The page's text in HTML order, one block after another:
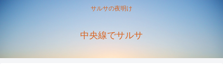
サルサの夜明け
中央線でサルサ